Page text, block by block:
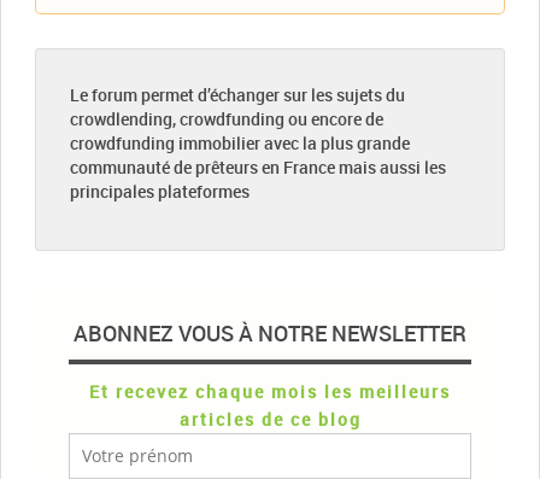
Le forum permet d’échanger sur les sujets du
crowdlending, crowdfunding ou encore de
crowdfunding immobilier avec la plus grande
communauté de prêteurs en France mais aussi les
principales plateformes
ABONNEZ VOUS À NOTRE NEWSLETTER
Et recevez chaque mois les meilleurs
articles de ce blog